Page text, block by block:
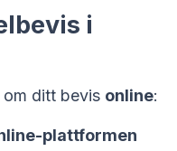
i
om ditt bevis online:
plattformen